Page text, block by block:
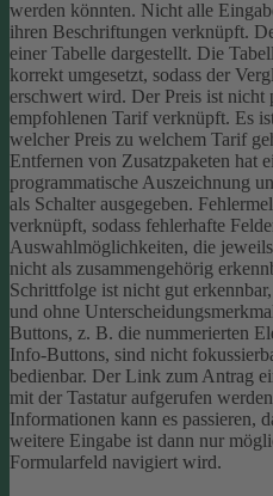
werden könnten. Nicht alle
ihren Beschriftungen verknüpft.
einer Tabelle dargestellt. Die
korrekt umgesetzt, sodass der
erschwert wird. Der Preis ist nicht
empfohlenen Tarif verknüpft. Es
welcher Preis zu welchem Tarif
Entfernen von Zusatzpaketen hat
programmatische Auszeichnung
als Schalter ausgegeben.
verknüpft, sodass fehlerhafte
Auswahlmöglichkeiten, die
nicht als zusammengehörig
Schrittfolge ist nicht gut
und ohne
Buttons, z. B. die nummerierten
Info-Buttons, sind nicht
bedienbar. Der Link zum Antrag
mit der Tastatur aufgerufen
Informationen kann es passieren,
weitere Eingabe ist dann nur
Formularfeld navigiert wird.